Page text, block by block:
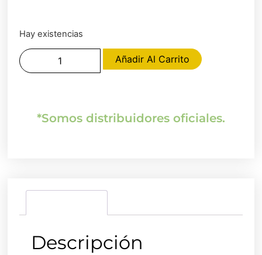
Hay existencias
Añadir Al Carrito
*Somos distribuidores oficiales.
Descripción